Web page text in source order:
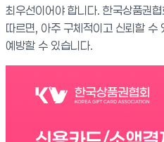
최우선이어야 합니다. 한국상품권
따르면, 아주 구체적이고 신뢰할 수
예방할 수 있습니다.